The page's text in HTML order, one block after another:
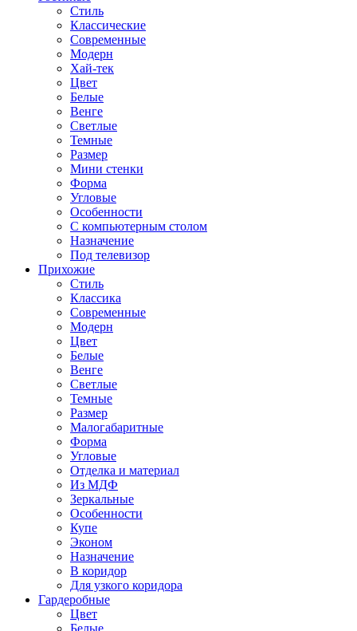
Стиль
Классические
Современные
Модерн
Хай-тек
Цвет
Белые
Венге
Светлые
Темные
Размер
Мини стенки
Форма
Угловые
Особенности
С компьютерным столом
Назначение
Под телевизор
Прихожие
Стиль
Классика
Современные
Модерн
Цвет
Белые
Венге
Светлые
Темные
Размер
Малогабаритные
Форма
Угловые
Отделка и материал
Из МДФ
Зеркальные
Особенности
Купе
Эконом
Назначение
В коридор
Для узкого коридора
Гардеробные
Цвет
Белые